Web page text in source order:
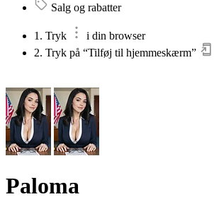
Salg og rabatter
1. Tryk
i din browser
2. Tryk på “Tilføj til hjemmeskærm”
Paloma